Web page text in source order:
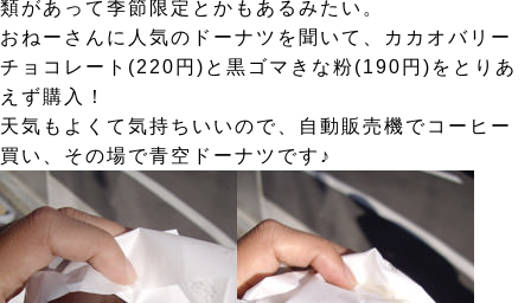
類があって季節限定とかもあるみたい。
おねーさんに人気のドーナツを聞いて、カカオバリー
チョコレート(220円)と黒ゴマきな粉(190円)をとりあ
えず購入！
天気もよくて気持ちいいので、自動販売機でコーヒー
買い、その場で青空ドーナツです♪